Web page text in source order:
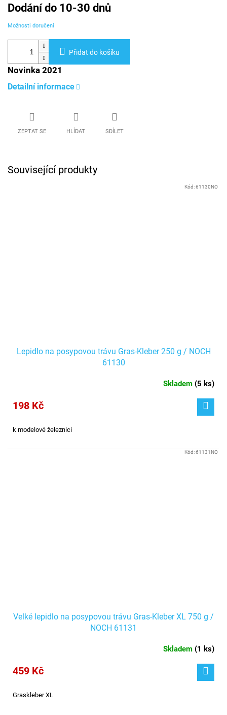
Měrná
cena:
Dodání do 10-30 dnů
Možnosti doručení
Přidat do košíku
Novinka 2021
Detailní informace
ZEPTAT SE HLÍDAT SDÍLET
Související produkty
Lepidlo na posypovou trávu Gras-Kleber 250 g / NOCH
61130
Skladem (5 ks)
198 Kč
k modelové železnici
Kód:61130NO
Velké lepidlo na posypovou trávu Gras-Kleber XL 750 g /
NOCH 61131
Skladem (1 ks)
459 Kč
Graskleber XL
Kód:61131NO